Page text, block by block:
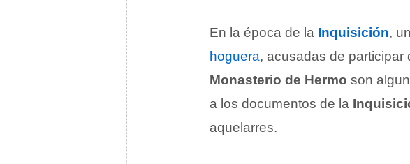
En la época de la Inquisición,
hoguera, acusadas de participar
Monasterio de Hermo son
a los documentos de la
aquelarres.